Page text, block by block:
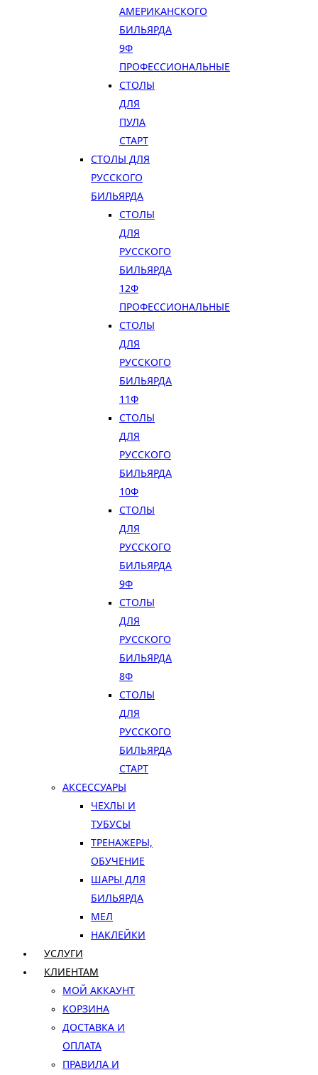
АМЕРИКАНСКОГО
БИЛЬЯРДА
9Ф
ПРОФЕССИОНАЛЬНЫЕ
СТОЛЫ
ДЛЯ
ПУЛА
СТАРТ
СТОЛЫ ДЛЯ
РУССКОГО
БИЛЬЯРДА
СТОЛЫ
ДЛЯ
РУССКОГО
БИЛЬЯРДА
12Ф
ПРОФЕССИОНАЛЬНЫЕ
СТОЛЫ
ДЛЯ
РУССКОГО
БИЛЬЯРДА
11Ф
СТОЛЫ
ДЛЯ
РУССКОГО
БИЛЬЯРДА
10Ф
СТОЛЫ
ДЛЯ
РУССКОГО
БИЛЬЯРДА
9Ф
СТОЛЫ
ДЛЯ
РУССКОГО
БИЛЬЯРДА
8Ф
СТОЛЫ
ДЛЯ
РУССКОГО
БИЛЬЯРДА
СТАРТ
АКСЕССУАРЫ
ЧЕХЛЫ И
ТУБУСЫ
ТРЕНАЖЕРЫ,
ОБУЧЕНИЕ
ШАРЫ ДЛЯ
БИЛЬЯРДА
МЕЛ
НАКЛЕЙКИ
УСЛУГИ
КЛИЕНТАМ
МОЙ АККАУНТ
КОРЗИНА
ДОСТАВКА И
ОПЛАТА
ПРАВИЛА И